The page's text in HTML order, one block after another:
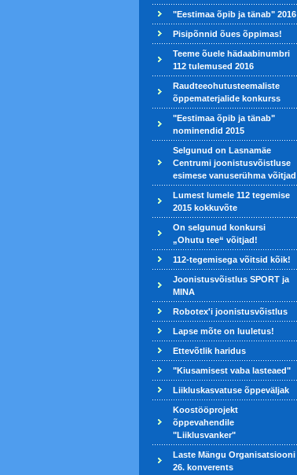
"Eestimaa õpib ja tänab" 2016
Pisipõnnid õues õppimas!
Teeme õuele hädaabinumbri
112 tulemused 2016
Raudteeohutusteemaliste
õppematerjalide konkurss
"Eestimaa õpib ja tänab"
nominendid 2015
Selgunud on Lasnamäe
Centrumi joonistusvõistluse
esimese vanuserühma võitjad
Lumest lumele 112 tegemise
2015 kokkuvõte
On selgunud konkursi
„Ohutu tee“ võitjad!
112-tegemisega võitsid kõik!
Joonistusvõistlus SPORT ja
MINA
Robotex'i joonistusvõistlus
Lapse mõte on luuletus!
Ettevõtlik haridus
"Kiusamisest vaba lasteaed"
Liikluskasvatuse õppeväljak
Koostööprojekt
õppevahendile
"Liiklusvanker"
Laste Mängu Organisatsiooni
26. konverents